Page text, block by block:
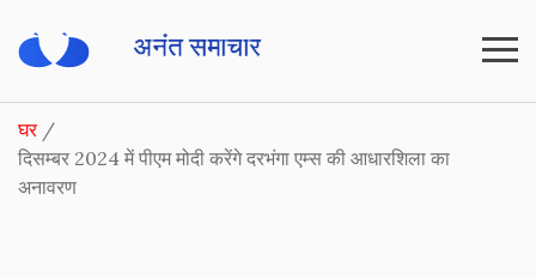
घर
दिसम्बर 2024 में पीएम मोदी करेंगे दरभंगा एम्स की आधारशिला का
अनावरण